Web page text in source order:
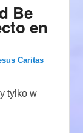
Be
en
Caritas
tylko w